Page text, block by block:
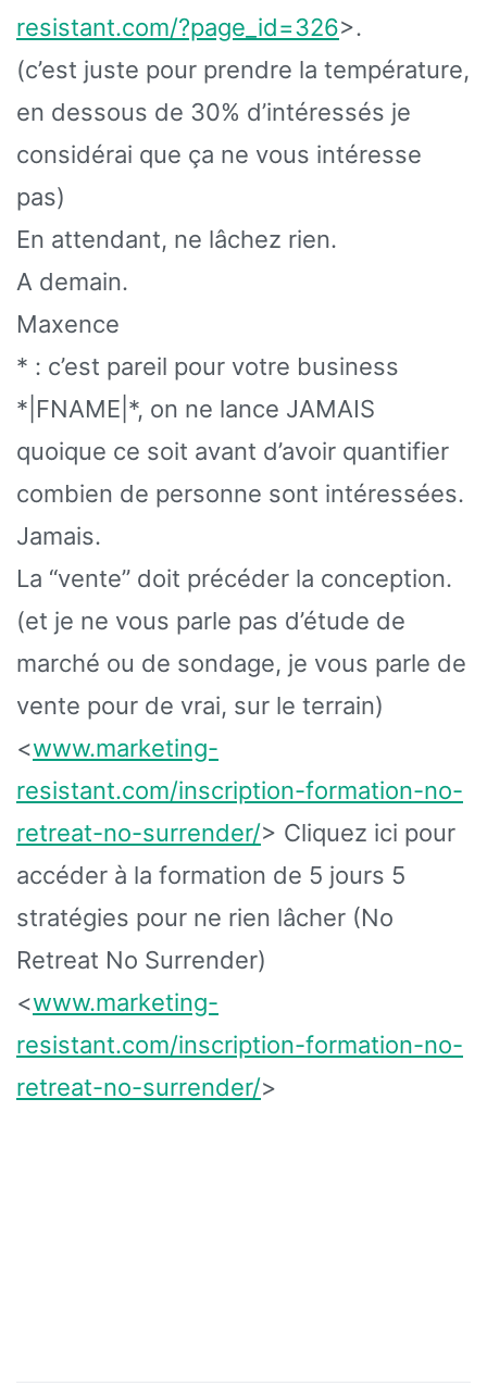
resistant.com/?page_id=326>.
(c’est juste pour prendre la température,
en dessous de 30% d’intéressés je
considérai que ça ne vous intéresse
pas)
En attendant, ne lâchez rien.
A demain.
Maxence
* : c’est pareil pour votre business
*|FNAME|*, on ne lance JAMAIS
quoique ce soit avant d’avoir quantifier
combien de personne sont intéressées.
Jamais.
La “vente” doit précéder la conception.
(et je ne vous parle pas d’étude de
marché ou de sondage, je vous parle de
vente pour de vrai, sur le terrain)
<www.marketing-
resistant.com/inscription-formation-no-
retreat-no-surrender/> Cliquez ici pour
accéder à la formation de 5 jours 5
stratégies pour ne rien lâcher (No
Retreat No Surrender)
<www.marketing-
resistant.com/inscription-formation-no-
retreat-no-surrender/>